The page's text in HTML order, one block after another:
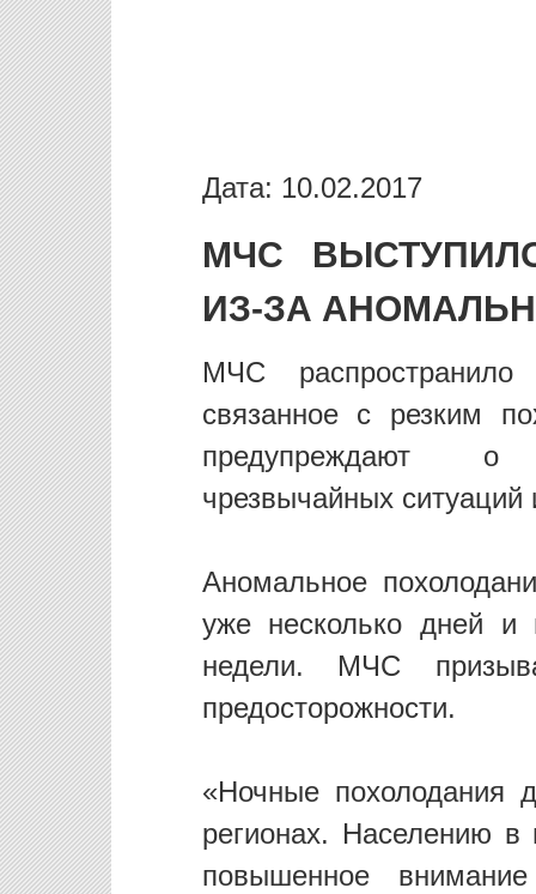
Дата: 10.02.2017
МЧС
ИЗ-ЗА
МЧС
связанное с резким
предупреждают о
чрезвычайных
Аномальное
уже несколько дней и
недели. МЧС
предосторожности.
«Ночные похолодания
регионах. Населению
повышенное